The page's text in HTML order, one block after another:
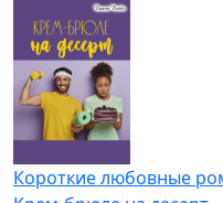
Короткие любовные